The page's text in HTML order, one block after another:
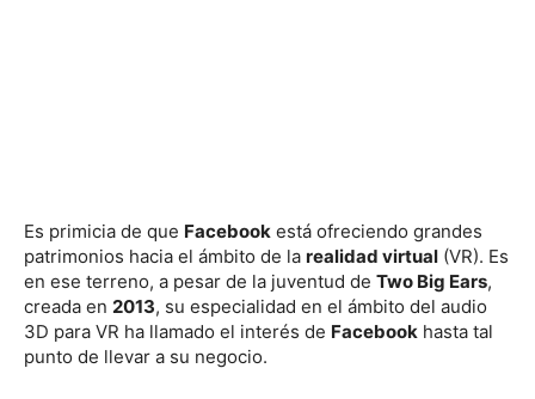
Es primicia de que Facebook está ofreciendo grandes
patrimonios hacia el ámbito de la realidad virtual (VR). Es
en ese terreno, a pesar de la juventud de Two Big Ears,
creada en 2013, su especialidad en el ámbito del audio
3D para VR ha llamado el interés de Facebook hasta tal
punto de llevar a su negocio.